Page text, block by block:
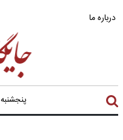
درباره ما
پنجشنبه ۱۵ مرداد ۱۴۰۵